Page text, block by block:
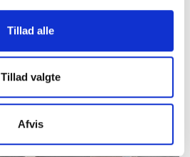
Tillad alle
Tillad valgte
Afvis